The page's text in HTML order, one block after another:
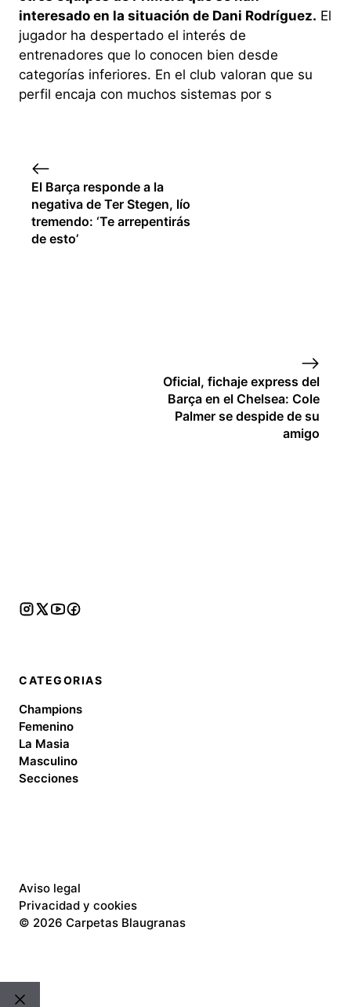
interesado en la situación de Dani Rodríguez. El
jugador ha despertado el interés de
entrenadores que lo conocen bien desde
categorías inferiores. En el club valoran que su
perfil encaja con muchos sistemas por s
El Barça responde a la
negativa de Ter Stegen, lío
tremendo: ‘Te arrepentirás
de esto’
Oficial, fichaje express del
Barça en el Chelsea: Cole
Palmer se despide de su
amigo
CATEGORIAS
Champions
Femenino
La Masia
Masculino
Secciones
© 2026 Carpetas Blaugranas
Aviso legal
Privacidad y cookies